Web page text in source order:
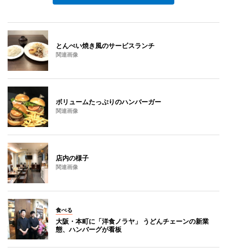
とんぺい焼き風のサービスランチ
関連画像
ボリュームたっぷりのハンバーガー
関連画像
店内の様子
関連画像
食べる
大阪・本町に「洋食ノラヤ」 うどんチェーンの新業
態、ハンバーグが看板